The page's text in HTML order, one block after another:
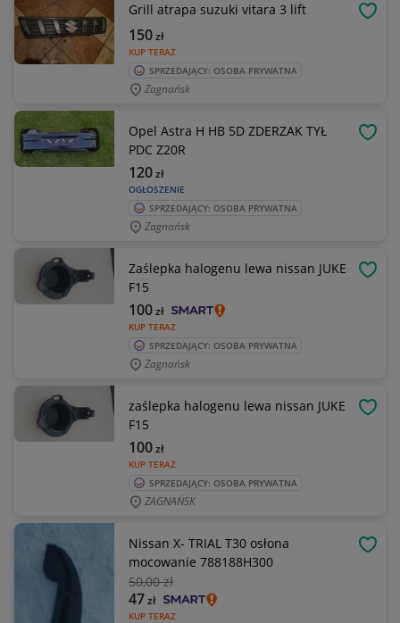
Grill atrapa suzuki vitara 3 lift
KUP TERAZ
150zł
SPRZEDAJĄCY: OSOBA PRYWATNA
Zagnańsk
Opel Astra H HB 5D ZDERZAK TYŁ
PDC Z20R
OGŁOSZENIE
120zł
SPRZEDAJĄCY: OSOBA PRYWATNA
Zagnańsk
Zaślepka halogenu lewa nissan JUKE
F15
KUP TERAZ
100zł
SPRZEDAJĄCY: OSOBA PRYWATNA
Zagnańsk
zaślepka halogenu lewa nissan JUKE
F15
KUP TERAZ
100zł
SPRZEDAJĄCY: OSOBA PRYWATNA
ZAGNAŃSK
Nissan X- TRIAL T30 osłona
mocowanie 788188H300
50,00 zł
KUP TERAZ
47zł